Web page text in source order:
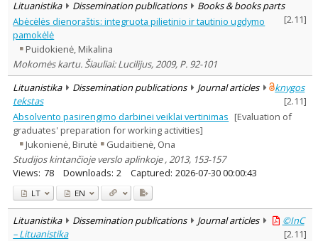
Lituanistika Dissemination publications
Books & books parts
[2.11]
Abėcėlės dienoraštis: integruota pilietinio ir tautinio ugdymo
pamokėlė
Puidokienė, Mikalina
Mokomės kartu. Šiauliai: Lucilijus, 2009, P. 92-101
Lituanistika
Dissemination publications Journal articles
knygos
tekstas
[2.11]
Absolvento pasirengimo darbinei veiklai vertinimas [Evaluation of
graduates' preparation for working activities]
Jukonienė, Birutė
Gudaitienė, Ona
Studijos kintančioje verslo aplinkoje , 2013, 153-157
Views: 78 Downloads: 2 Captured: 2026-07-30 00:00:43
LT EN
Lituanistika Dissemination publications Journal articles
©InC
– Lituanistika
[2.11]